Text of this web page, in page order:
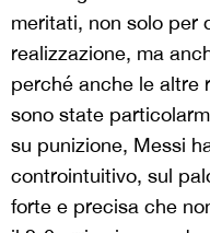
meritati, non solo per
realizzazione, ma
perché anche le altre
sono state
su punizione, Messi
controintuitivo, sul
forte e precisa che